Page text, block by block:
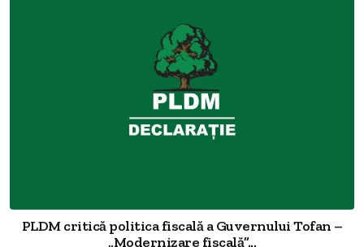
PLDM critică politica fiscală a Guvernului Tofan –
„Modernizare fiscală”...